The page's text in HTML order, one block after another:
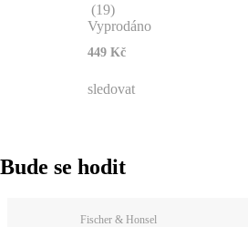
(19)
Vyprodáno
449 Kč
sledovat
Bude se hodit
Fischer & Honsel